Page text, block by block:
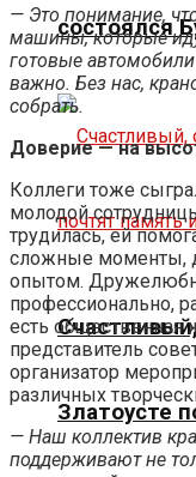
состоялся
Златоусте
— Это понимание,
машины, которые
готовые
важно. Без нас,
собрать.
Доверие — на
Коллеги тоже
молодой
трудилась, ей
сложные моменты,
опытом.
профессионально,
есть общественная
представитель
организатор
различных
— Наш коллектив
поддерживают не